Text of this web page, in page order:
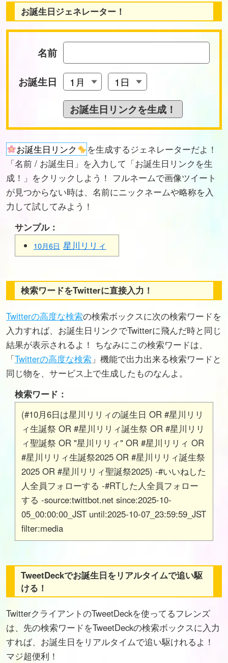
お誕生日ジェネレーター！
名前
お誕生日
お誕生日リンク
を生成するジェネレーターだよ！
「名前 / お誕生日」を入力して「お誕生日リンクを生
成！」をクリックしよう！ フルネームで画像ツイート
が見つからない時は、名前にニックネームや略称を入
力して試してみよう！
サンプル：
10月6日 星川リリィ
検索ワードをTwitterに直接入力！
Twitterの高度な検索の検索ボックスに次の検索ワードを
入力すれば、お誕生日リンクでTwitterに飛んだ時と同じ
結果が表示されるよ！ ちなみにこの検索ワードは、
「Twitterの高度な検索 」機能で出力出来る検索ワードと
同じ物を、サービス上で生成したものなんよ。
検索ワード：
(#10月6日は星川リリィの誕生日 OR #星川リリ
ィ生誕祭 OR #星川リリィ誕生祭 OR #星川リリ
ィ聖誕祭 OR "星川リリィ" OR #星川リリィ OR
#星川リリィ生誕祭2025 OR #星川リリィ誕生祭
2025 OR #星川リリィ聖誕祭2025) -#いいねした
人全員フォローする -#RTした人全員フォロー
する -source:twittbot.net since:2025-10-
05_00:00:00_JST until:2025-10-07_23:59:59_JST
filter:media
TweetDeckでお誕生日をリアルタイムで追い駆
ける！
TwitterクライアントのTweetDeckを使ってるフレンズ
は、先の検索ワードをTweetDeckの検索ボックスに入力
すれば、お誕生日をリアルタイムで追い駆けれるよ！
マジ超便利！